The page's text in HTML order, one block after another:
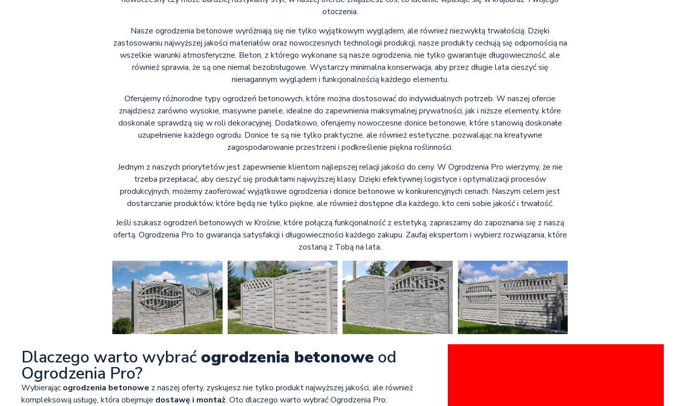
otoczenia.
Nasze ogrodzenia betonowe wyróżniają się nie tylko wyjątkowym wyglądem, ale również niezwykłą trwałością. Dzięki
zastosowaniu najwyższej jakości materiałów oraz nowoczesnych technologii produkcji, nasze produkty cechują się odpornością na
wszelkie warunki atmosferyczne. Beton, z którego wykonane są nasze ogrodzenia, nie tylko gwarantuje długowieczność, ale
również sprawia, że są one niemal bezobsługowe. Wystarczy minimalna konserwacja, aby przez długie lata cieszyć się
nienagannym wyglądem i funkcjonalnością każdego elementu.
Oferujemy różnorodne typy ogrodzeń betonowych, które można dostosować do indywidualnych potrzeb. W naszej ofercie
znajdziesz zarówno wysokie, masywne panele, idealne do zapewnienia maksymalnej prywatności, jak i niższe elementy, które
doskonale sprawdzą się w roli dekoracyjnej. Dodatkowo, oferujemy nowoczesne donice betonowe, które stanowią doskonałe
uzupełnienie każdego ogrodu. Donice te są nie tylko praktyczne, ale również estetyczne, pozwalając na kreatywne
zagospodarowanie przestrzeni i podkreślenie piękna roślinności.
Jednym z naszych priorytetów jest zapewnienie klientom najlepszej relacji jakości do ceny. W Ogrodzenia Pro wierzymy, że nie
trzeba przepłacać, aby cieszyć się produktami najwyższej klasy. Dzięki efektywnej logistyce i optymalizacji procesów
produkcyjnych, możemy zaoferować wyjątkowe ogrodzenia i donice betonowe w konkurencyjnych cenach. Naszym celem jest
dostarczanie produktów, które będą nie tylko piękne, ale również dostępne dla każdego, kto ceni sobie jakość i trwałość.
Jeśli szukasz ogrodzeń betonowych w Krośnie, które połączą funkcjonalność z estetyką, zapraszamy do zapoznania się z naszą
ofertą. Ogrodzenia Pro to gwarancja satysfakcji i długowieczności każdego zakupu. Zaufaj ekspertom i wybierz rozwiązania, które
zostaną z Tobą na lata.
Dlaczego warto wybrać ogrodzenia betonowe od
Ogrodzenia Pro?
Wybierając ogrodzenia betonowe z naszej oferty, zyskujesz nie tylko produkt najwyższej jakości, ale również
kompleksową usługę, która obejmuje dostawę i montaż. Oto dlaczego warto wybrać Ogrodzenia Pro: